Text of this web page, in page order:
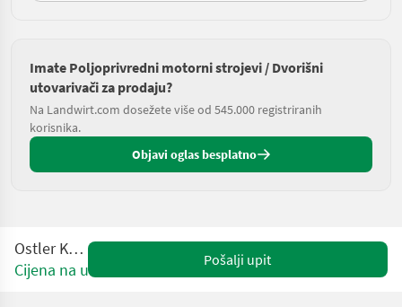
Imate Poljoprivredni motorni strojevi / Dvorišni
utovarivači za prodaju?
Na Landwirt.com dosežete više od 545.000 registriranih
korisnika.
Objavi oglas besplatno
Ostler K2TT
Cijena na upit
Pošalji upit